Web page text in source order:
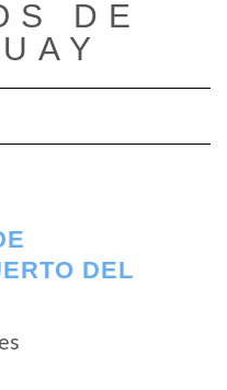
DE
modo de navegación
DEL